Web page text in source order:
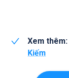
Xem thêm:
Kiếm